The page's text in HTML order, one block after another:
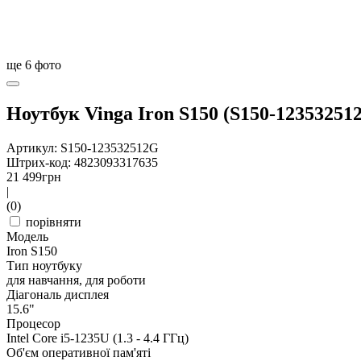
ще 6 фото
Ноутбук Vinga Iron S150 (S150-
Артикул: S150-123532512G
Штрих-код: 4823093317635
21 499грн
|
(0)
порівняти
Модель
Iron S150
Тип ноутбуку
для навчання, для роботи
Діагональ дисплея
15.6"
Процесор
Intel Core i5-1235U (1.3 - 4.4 ГГц)
Об'єм оперативної пам'яті